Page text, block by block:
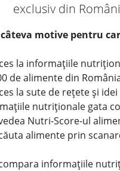
exclusiv din
motive pentru
la informațiile
de alimente din
la sute de rețete și
nutriționale gata
Nutri-Score-ul
alimente prin
informațiile